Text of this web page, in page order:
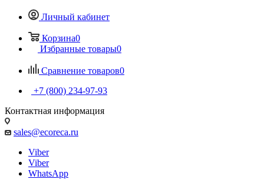
Личный кабинет
Корзина0
Избранные товары0
Сравнение товаров0
+7 (800) 234-97-93
Контактная информация
sales@ecoreca.ru
Viber
Viber
WhatsApp